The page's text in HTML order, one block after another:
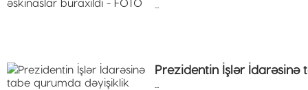
Prezidentin İşlər